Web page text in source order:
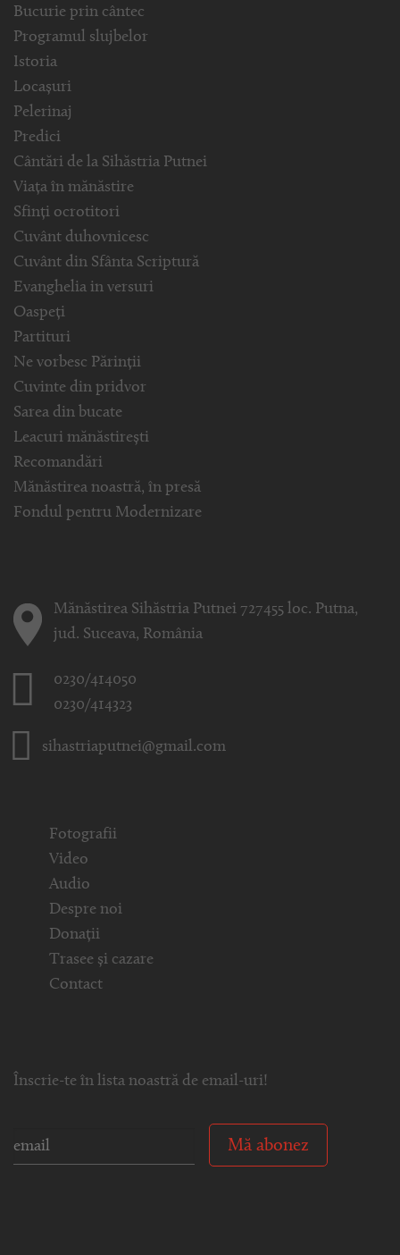
Bucurie prin cântec
Programul slujbelor
Istoria
Locașuri
Pelerinaj
Predici
Cântări de la Sihăstria Putnei
Viața în mănăstire
Sfinți ocrotitori
Cuvânt duhovnicesc
Cuvânt din Sfânta Scriptură
Evanghelia in versuri
Oaspeți
Partituri
Ne vorbesc Părinții
Cuvinte din pridvor
Sarea din bucate
Leacuri mănăstirești
Recomandări
Mănăstirea noastră, în presă
Fondul pentru Modernizare
Mănăstirea Sihăstria Putnei 727455 loc. Putna,
jud. Suceava, România
0230/414050
0230/414323
sihastriaputnei@gmail.com
Fotografii
Video
Audio
Despre noi
Donații
Trasee și cazare
Contact
Înscrie-te în lista noastră de email-uri!
Mă abonez